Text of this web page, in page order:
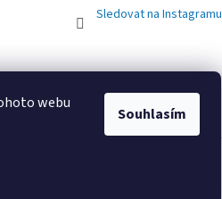
webu
Souhlasím
Sledovat na Instagramu
sleva 10%